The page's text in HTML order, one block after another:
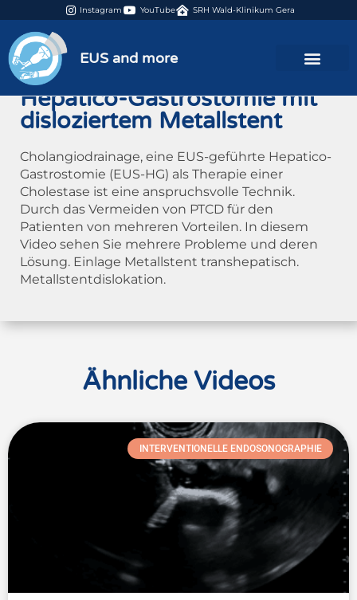
Instagram YouTube SRH Wald-Klinikum Gera
EUS and more
33:49 min
Hepatico-Gastrostomie mit
disloziertem Metallstent
Cholangiodrainage, eine EUS-geführte Hepatico-
Gastrostomie (EUS-HG) als Therapie einer
Cholestase ist eine anspruchsvolle Technik.
Durch das Vermeiden von PTCD für den
Patienten von mehreren Vorteilen. In diesem
Video sehen Sie mehrere Probleme und deren
Lösung. Einlage Metallstent transhepatisch.
Metallstentdislokation.
Ähnliche Videos
INTERVENTIONELLE ENDOSONOGRAPHIE